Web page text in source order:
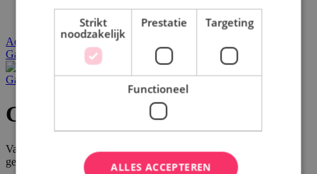
Account
Ga naar het einde van de afbeeldingen-gallerij
Ga naar het begin van de afbeeldingen-gallerij
Cijfertaart 5
Vanille bourbon roomijs met daarop bolletjes verse vuchtensorbet
gestapeld en afgewerkt met vanilleparfait en chocoladegarnituur.
Strikt
noodzakelijk
Prestatie Targeting
Functioneel
ALLES ACCEPTEREN